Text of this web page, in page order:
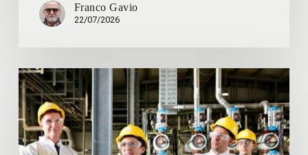
Franco Gavio
22/07/2026
Alice
Giaccone
–
PFAS:
coinvolgere